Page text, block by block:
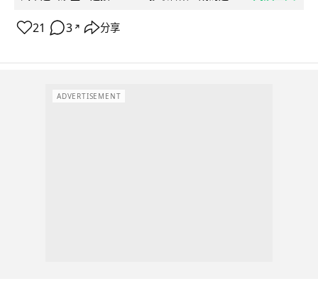
21 3 ↗ 分享
ADVERTISEMENT